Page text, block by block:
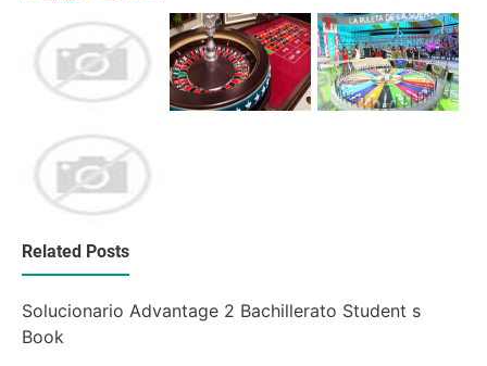
Related Posts
Solucionario Advantage 2 Bachillerato Student s
Book